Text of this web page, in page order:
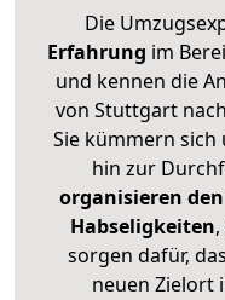
Die
Erfahrung im
und kennen die
von Stuttgart
Sie kümmern sich
hin zur
organisieren
Habseligkeiten
sorgen dafür,
neuen Zielort